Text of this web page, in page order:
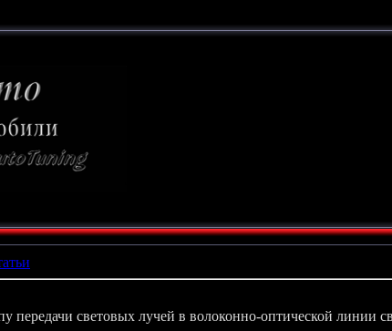
световых лучей в волоконно-оптической линии